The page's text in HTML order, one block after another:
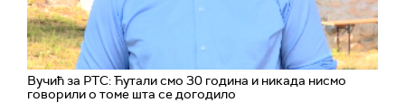
Вучић за РТС: Ћутали смо 30 година и никада нисмо
говорили о томе шта се догодило